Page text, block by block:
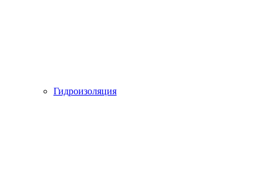
Гидроизоляция